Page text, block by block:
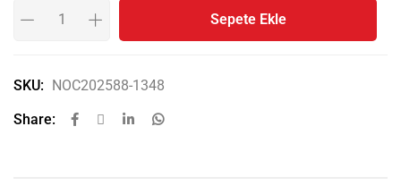
Sepete Ekle
SKU: NOC202588-1348
Share: